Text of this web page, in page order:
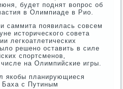
будет поднят вопрос об
в Олимпиаде в Рио.
саммита появилась совсем
исторического совета
легкоатлетических
решено оставить в силе
спортсменов,
на Олимпийские игры.
якобы планирующиеся
Баха с Путиным